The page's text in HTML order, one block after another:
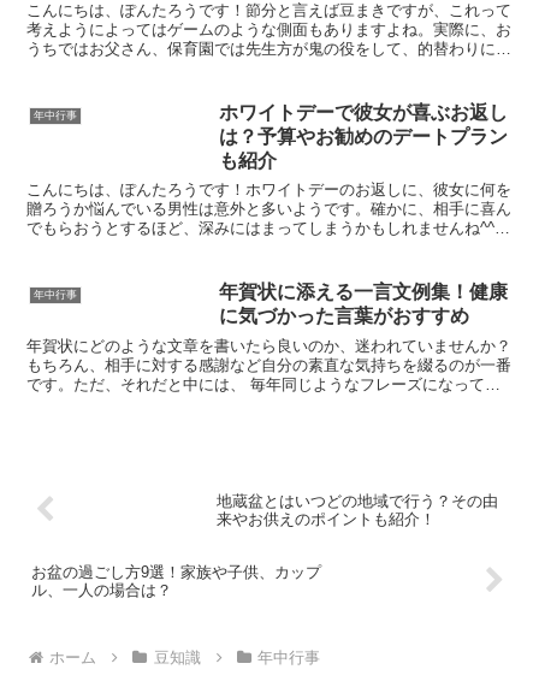
こんにちは、ぽんたろうです！節分と言えば豆まきですが、これって
考えようによってはゲームのような側面もありますよね。実際に、お
うちではお父さん、保育園では先生方が鬼の役をして、的替わりにな
年中行事
ホワイトデーで彼女が喜ぶお返し
は？予算やお勧めのデートプラン
も紹介
こんにちは、ぽんたろうです！ホワイトデーのお返しに、彼女に何を
贈ろうか悩んでいる男性は意外と多いようです。確かに、相手に喜ん
でもらおうとするほど、深みにはまってしまうかもしれませんね^^今
年中行事
年賀状に添える一言文例集！健康
に気づかった言葉がおすすめ
年賀状にどのような文章を書いたら良いのか、迷われていませんか？
もちろん、相手に対する感謝など自分の素直な気持ちを綴るのが一番
です。ただ、それだと中には、 毎年同じようなフレーズになってし
地蔵盆とはいつどの地域で行う？その由
来やお供えのポイントも紹介！
お盆の過ごし方9選！家族や子供、カップ
ル、一人の場合は？
ホーム 豆知識 年中行事